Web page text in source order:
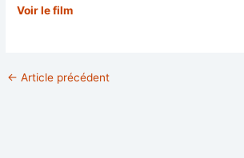
Voir le film
← Article précédent